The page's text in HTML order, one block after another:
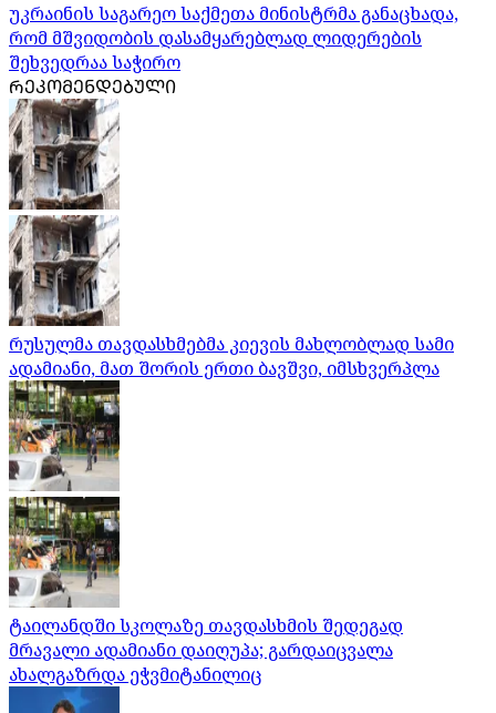
უკრაინის საგარეო საქმეთა მინისტრმა განაცხადა,
რომ მშვიდობის დასამყარებლად ლიდერების
შეხვედრაა საჭირო
ᲠᲔᲙᲝᲛᲔᲜᲓᲔᲑᲣᲚᲘ
რუსულმა თავდასხმებმა კიევის მახლობლად სამი
ადამიანი, მათ შორის ერთი ბავშვი, იმსხვერპლა
ტაილანდში სკოლაზე თავდასხმის შედეგად
მრავალი ადამიანი დაიღუპა; გარდაიცვალა
ახალგაზრდა ეჭვმიტანილიც